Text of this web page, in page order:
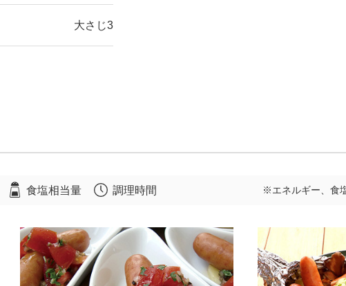
大さじ3
食塩相当量 調理時間 ※エネルギー、食